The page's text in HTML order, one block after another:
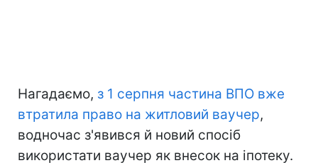
Нагадаємо, з 1 серпня частина ВПО вже
втратила право на житловий ваучер,
водночас з'явився й новий спосіб
використати ваучер як внесок на іпотеку.